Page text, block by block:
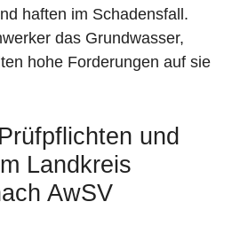
haften im Schadensfall.
das Grundwasser,
hohe Forderungen auf sie
und
Landkreis
AwSV